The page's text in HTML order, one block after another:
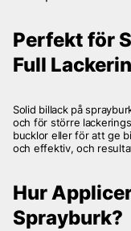
Perfekt för
Full
Solid billack på
och för större
bucklor eller för att ge
och effektiv, och
Hur
Sprayburk?